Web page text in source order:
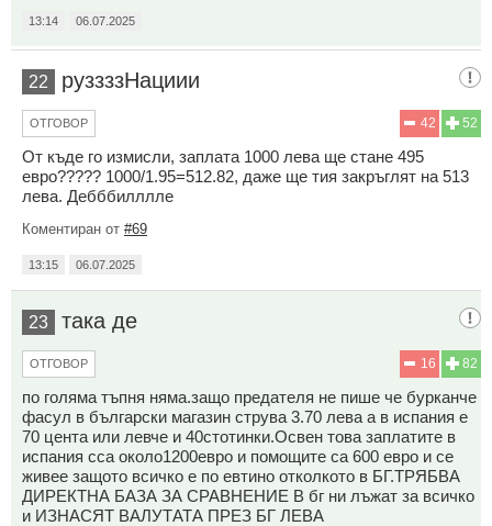
13:14 06.07.2025
22 руззззНациии
52
42
ОТГОВОР
От къде го измисли, заплата 1000 лева ще стане 495
евро????? 1000/1.95=512.82, даже ще тия закръглят на 513
лева. Дебббилллле
Коментиран от #69
13:15 06.07.2025
23 така де
82
16
ОТГОВОР
по голяма тъпня няма.защо предателя не пише че бурканче
фасул в български магазин струва 3.70 лева а в испания е
70 цента или левче и 40стотинки.Освен това заплатите в
испания сса около1200евро и помощите са 600 евро и се
живее защото всичко е по евтино отколкото в БГ.ТРЯБВА
ДИРЕКТНА БАЗА ЗА СРАВНЕНИЕ В бг ни лъжат за всичко
и ИЗНАСЯТ ВАЛУТАТА ПРЕЗ БГ ЛЕВА